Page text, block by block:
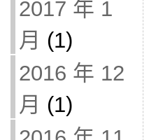
2017 年 1
月 (1)
2016 年 12
月 (1)